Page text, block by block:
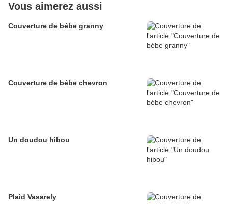
Vous aimerez aussi
Couverture de bébe granny
Couverture de bébe chevron
Un doudou hibou
Plaid Vasarely